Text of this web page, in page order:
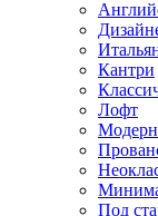
Кантри
Лофт
Модерн
Под